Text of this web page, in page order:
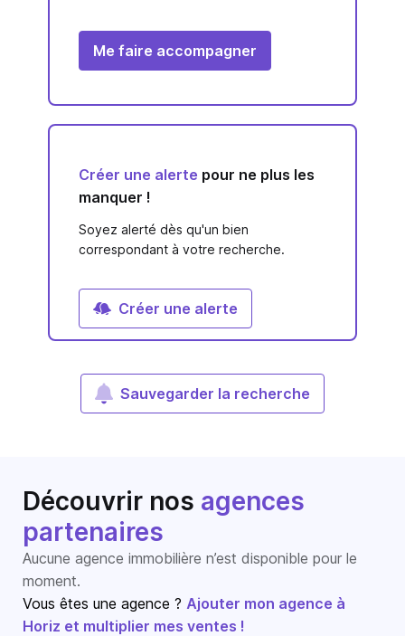
Me faire accompagner
Créer une alerte pour ne plus les
manquer !
Soyez alerté dès qu'un bien
correspondant à votre recherche.
Créer une alerte
Sauvegarder la recherche
Découvrir nos agences
partenaires
Aucune agence immobilière n’est disponible pour le
moment.
Vous êtes une agence ? Ajouter mon agence à
Horiz et multiplier mes ventes !